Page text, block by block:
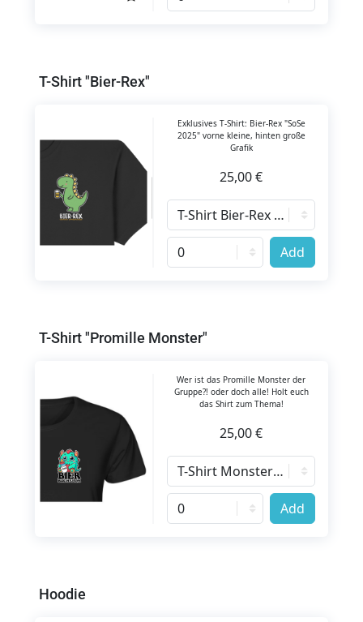
T-Shirt "Bier-Rex"
Exklusives T-Shirt: Bier-Rex "SoSe
2025" vorne kleine, hinten große
Grafik
25,00 €
Add
T-Shirt "Promille Monster"
Wer ist das Promille Monster der
Gruppe?! oder doch alle! Holt euch
das Shirt zum Thema!
25,00 €
Add
Hoodie